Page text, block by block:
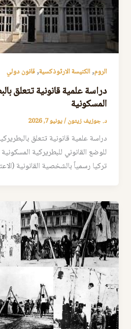
الروم,الكنيسة الارثوذكسية,قانون دولي
دراسة علمية قانونية تتعلق
المسكونية
د. جوزيف زيتون/يونيو 7, 2026
دراسة علمية قانونية تتعلق
للوضع القانوني للبطريركية
تركيا رسمياً بالشخصية القانونية